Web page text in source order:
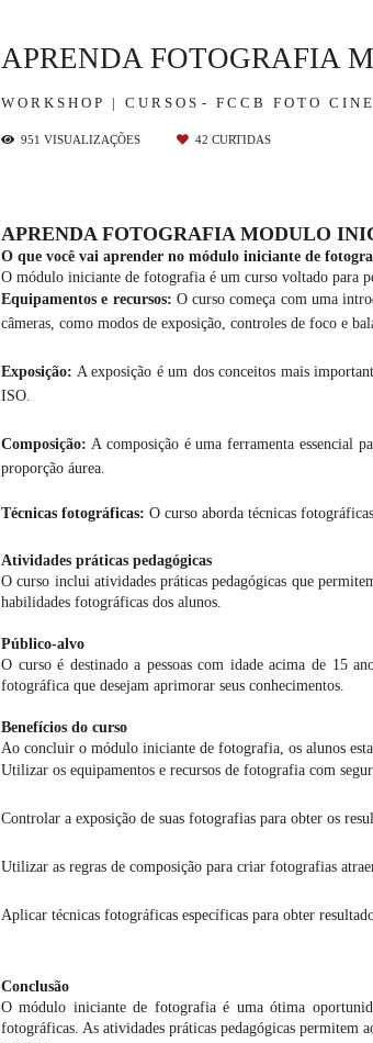
WORKSHOP | CURSOS FCCB FOTO
APRENDA FOTOGRAFIA
951 VISUALIZAÇÕES 42 CURTIDAS
APRENDA FOTOGRAFIA MODULO
O que você vai aprender no módulo iniciante de
O módulo iniciante de fotografia é um curso voltado para
Equipamentos e recursos: O curso começa com uma
câmeras, como modos de exposição, controles de foco e
Exposição: A exposição é um dos conceitos mais
ISO.
Composição: A composição é uma ferramenta essencial
proporção áurea.
Técnicas fotográficas: O curso aborda técnicas
Atividades práticas pedagógicas
O curso inclui atividades práticas pedagógicas que
habilidades fotográficas dos alunos.
Público-alvo
O curso é destinado a pessoas com idade acima de 15
fotográfica que desejam aprimorar seus conhecimentos.
Benefícios do curso
Ao concluir o módulo iniciante de fotografia, os alunos
Utilizar os equipamentos e recursos de fotografia com
Controlar a exposição de suas fotografias para obter os
Utilizar as regras de composição para criar fotografias
Aplicar técnicas fotográficas específicas para obter
Conclusão
O módulo iniciante de fotografia é uma ótima
fotográficas. As atividades práticas pedagógicas permitem